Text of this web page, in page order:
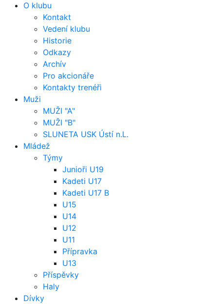
O klubu
Kontakt
Vedení klubu
Historie
Odkazy
Archív
Pro akcionáře
Kontakty trenéři
Muži
MUŽI "A"
MUŽI "B"
SLUNETA USK Ústí n.L.
Mládež
Týmy
Junioři U19
Kadeti U17
Kadeti U17 B
U15
U14
U12
U11
Přípravka
U13
Příspěvky
Haly
Dívky